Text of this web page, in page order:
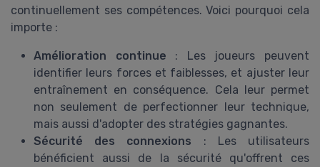
continuellement ses compétences. Voici pourquoi cela
importe :
Amélioration continue : Les joueurs peuvent
identifier leurs forces et faiblesses, et ajuster leur
entraînement en conséquence. Cela leur permet
non seulement de perfectionner leur technique,
mais aussi d'adopter des stratégies gagnantes.
Sécurité des connexions : Les utilisateurs
bénéficient aussi de la sécurité qu'offrent ces